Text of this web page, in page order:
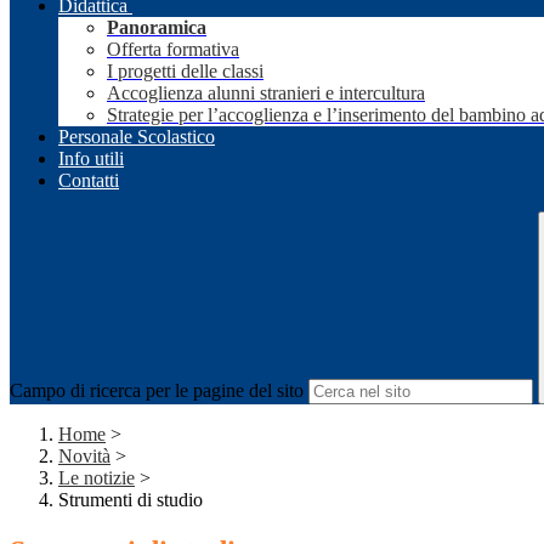
Didattica
Panoramica
Offerta formativa
I progetti delle classi
Accoglienza alunni stranieri e intercultura
Strategie per l’accoglienza e l’inserimento del bambino
Personale Scolastico
Info utili
Contatti
Campo di ricerca per le pagine del sito
Home >
Novità >
Le notizie >
Strumenti di studio